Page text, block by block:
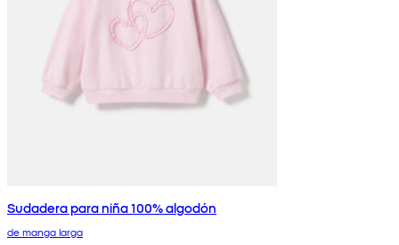
Sudadera para niña 100% algodón
de manga larga